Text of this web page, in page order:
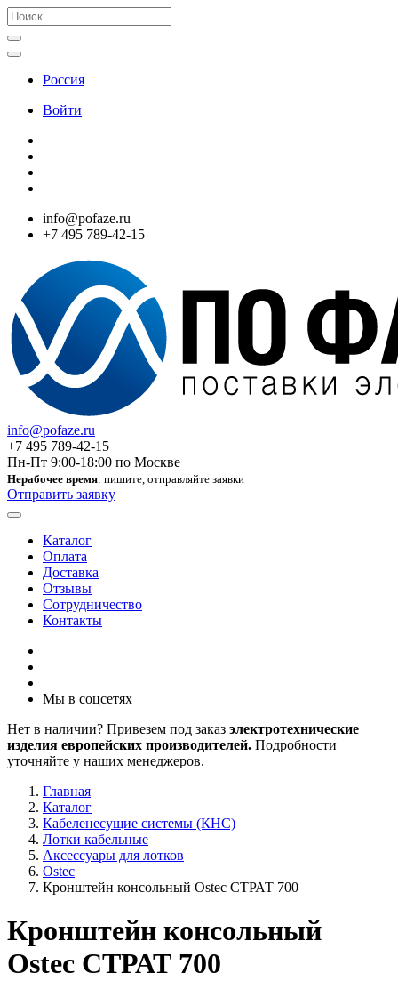
Россия
Войти
info@pofaze.ru
+7 495 789-42-15
info@pofaze.ru
+7 495 789-42-15
Пн-Пт 9:00-18:00 по Москве
Нерабочее время: пишите, отправляйте заявки
Отправить заявку
Каталог
Оплата
Доставка
Отзывы
Сотрудничество
Контакты
Мы в соцсетях
Нет в наличии? Привезем под заказ электротехнические
изделия европейских производителей. Подробности
уточняйте у наших менеджеров.
Главная
Каталог
Кабеленесущие системы (КНС)
Лотки кабельные
Аксессуары для лотков
Ostec
Кронштейн консольный Ostec СТРАТ 700
Кронштейн консольный
Ostec СТРАТ 700